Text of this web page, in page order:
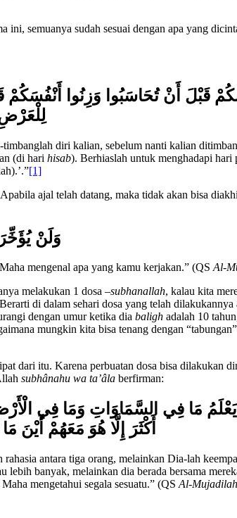
semuanya sudah sesuai dengan apa yang
قَبْلَ أَنْ تُحَاسَبُوا وَزِنُوا أَنْفُسَكُمْ
لِلْعَرْضِ
diri kalian, sebelum nanti kalian
(di hari hisab). Berhiaslah untuk menghadapi hari
[1]
ajal telah datang, maka tidak akan bisa
وَلَنْ يُؤَخِّرَ
mengenal apa yang kamu kerjakan.” (QSAl-
melakukan 1 dosa –subhanallah, kalau kita
di dalam sehari dosa yang telah dilakukannya
dengan umur ketika dia baligh adalah 10
mungkin kita bisa tenang dengan
dari itu. Karena perbuatan dosa bisa dilakukan
subhânahu wa ta’âla berfirman:
يَعْلَمُ مَا فِي السَّمَاوَاتِ وَمَا فِي
أَكْثَرَ إِلَّا هُوَ مَعَهُمْ أَيْنَ
antara tiga orang, melainkan Dia-lah
banyak, melainkan dia berada bersama
mengetahui segala sesuatu.” (QS Al-Mujadilah